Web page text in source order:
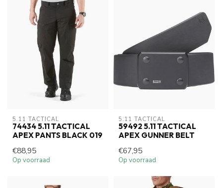
5.11 TACTICAL
74434 5.11 TACTICAL
APEX PANTS BLACK 019
€88,95
Op voorraad
5.11 TACTICAL
59492 5.11 TACTICAL
APEX GUNNER BELT
€67,95
Op voorraad